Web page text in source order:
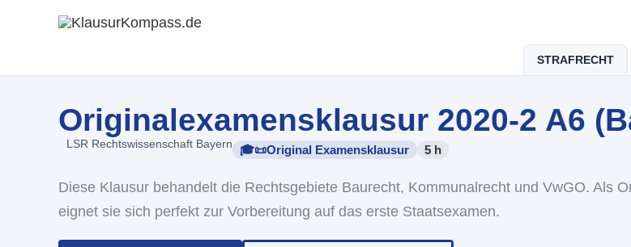
STRAFRECHT
Originalexamensklausur 2020-2 A6
LSR Rechtswissenschaft Bayern 🎓📜Original Examensklausur 5 h
Diese Klausur behandelt die Rechtsgebiete Baurecht, Kommunalrecht und VwGO. Als
eignet sie sich perfekt zur Vorbereitung auf das erste Staatsexamen.